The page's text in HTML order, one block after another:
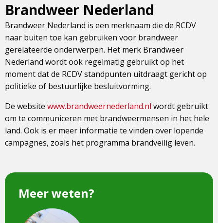
Brandweer Nederland
Brandweer Nederland is een merknaam die de RCDV
naar buiten toe kan gebruiken voor brandweer
gerelateerde onderwerpen. Het merk Brandweer
Nederland wordt ook regelmatig gebruikt op het
moment dat de RCDV standpunten uitdraagt gericht op
politieke of bestuurlijke besluitvorming.
De website www.brandweernederland.nl wordt gebruikt
om te communiceren met brandweermensen in het hele
land. Ook is er meer informatie te vinden over lopende
campagnes, zoals het programma brandveilig leven.
Meer weten?